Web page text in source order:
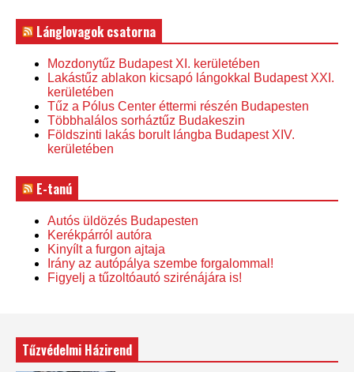
Lánglovagok csatorna
Mozdonytűz Budapest XI. kerületében
Lakástűz ablakon kicsapó lángokkal Budapest XXI.
kerületében
Tűz a Pólus Center éttermi részén Budapesten
Többhalálos sorháztűz Budakeszin
Földszinti lakás borult lángba Budapest XIV.
kerületében
E-tanú
Autós üldözés Budapesten
Kerékpárról autóra
Kinyílt a furgon ajtaja
Irány az autópálya szembe forgalommal!
Figyelj a tűzoltóautó szirénájára is!
Tűzvédelmi Házirend